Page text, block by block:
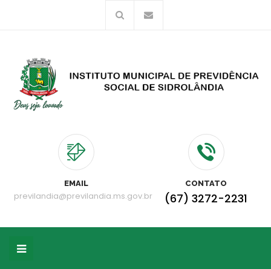
EMAIL
previlandia@previlandia.ms.gov.br
CONTATO
(67) 3272-2231